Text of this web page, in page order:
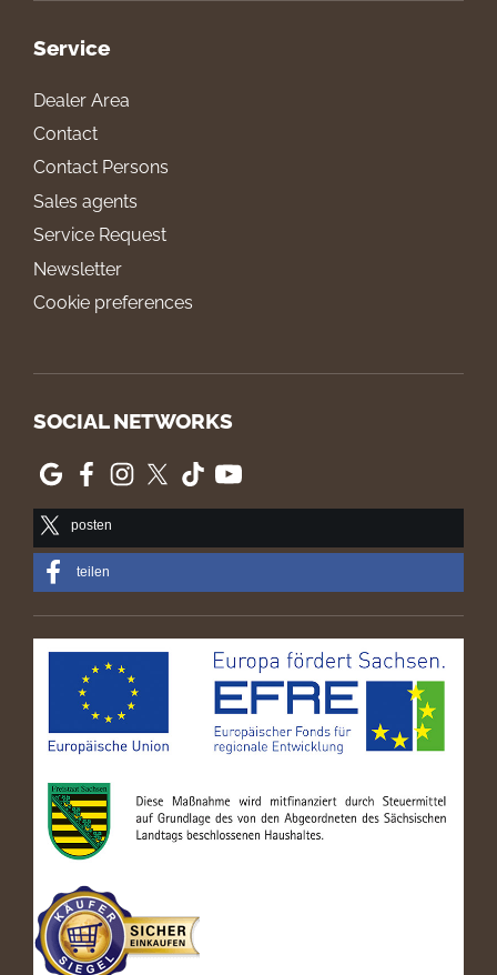
Service
Dealer Area
Contact
Contact Persons
Sales agents
Service Request
Newsletter
Cookie preferences
SOCIAL NETWORKS
posten
teilen